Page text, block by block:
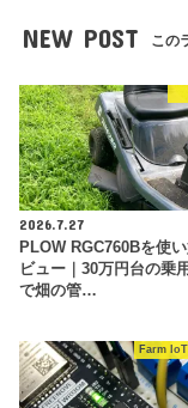
NEW POST この
2026.7.27
PLOW RGC760Bを使
ビュー｜30万円台の乗
で畑の管…
Farm